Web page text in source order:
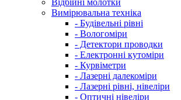
Відбійні молотки
Вимірювальна техніка
- Будівельні рівні
- Вологоміри
- Детектори проводки
- Електронні кутоміри
- Курвіметри
- Лазерні далекоміри
- Лазерні рівні, нівеліри
- Оптичні нівеліри